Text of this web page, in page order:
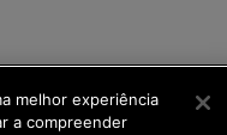
melhor experiência
a compreender